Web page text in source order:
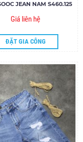
JEAN NAM S460.125
Giá liên hệ
ĐẶT GIA CÔNG